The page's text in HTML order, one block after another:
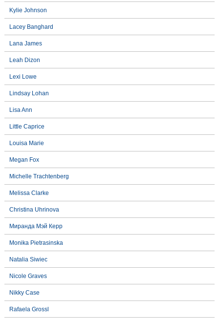
Kylie Johnson
Lacey Banghard
Lana James
Leah Dizon
Lexi Lowe
Lindsay Lohan
Lisa Ann
Little Caprice
Louisa Marie
Megan Fox
Michelle Trachtenberg
Melissa Clarke
Christina Uhrinova
Миранда Мэй Керр
Monika Pietrasinska
Natalia Siwiec
Nicole Graves
Nikky Case
Rafaela Grossl